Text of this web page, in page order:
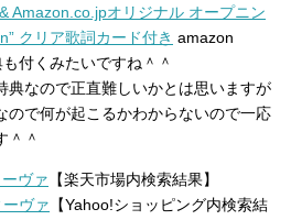
Amazon.co.jpオリジナル オープニン
クリア歌詞カード付き amazon
付くみたいですね＾＾
典なので正直難しいかとは思いますが
ので何が起こるかわからないので一応
＾＾
ヴァ 【楽天市場内検索結果】
ヴァ 【Yahoo!ショッピング内検索結